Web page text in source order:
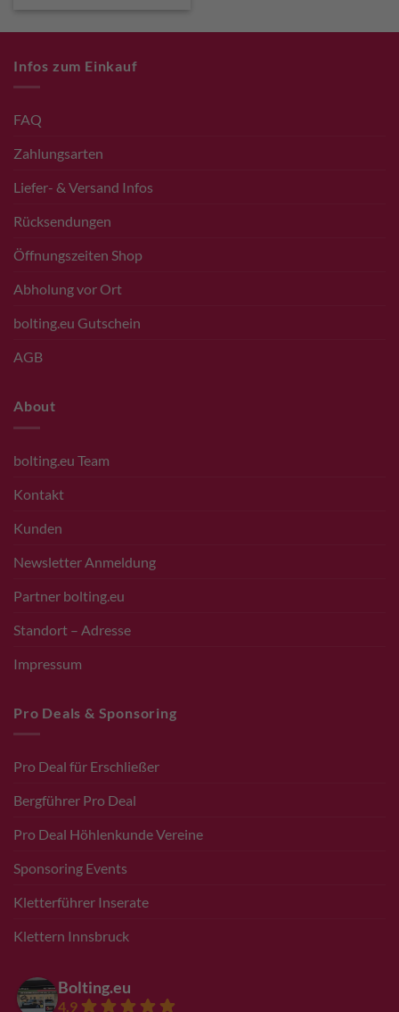
Infos zum Einkauf
FAQ
Zahlungsarten
Liefer- & Versand Infos
Rücksendungen
Öffnungszeiten Shop
Abholung vor Ort
bolting.eu Gutschein
AGB
About
bolting.eu Team
Kontakt
Kunden
Newsletter Anmeldung
Partner bolting.eu
Standort – Adresse
Impressum
Pro Deals & Sponsoring
Pro Deal für Erschließer
Bergführer Pro Deal
Pro Deal Höhlenkunde Vereine
Sponsoring Events
Kletterführer Inserate
Klettern Innsbruck
Bolting.eu
4.9